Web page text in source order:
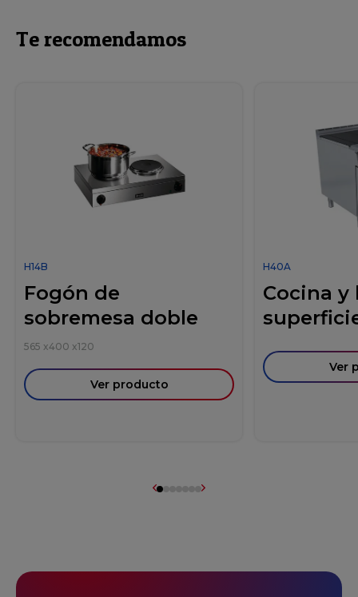
Te recomendamos
H14B
Fogón de
sobremesa doble
565 x400 x120
Ver producto
H40A
Cocina y
Ver